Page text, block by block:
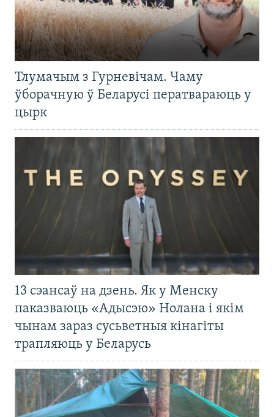
Тлумачым з Гурневічам. Чаму
ўборачную ў Беларусі ператвараюць у
цырк
13 сэансаў на дзень. Як у Менску
паказваюць «Адысэю» Нолана і якім
чынам зараз сусьветныя кінагіты
трапляюць у Беларусь